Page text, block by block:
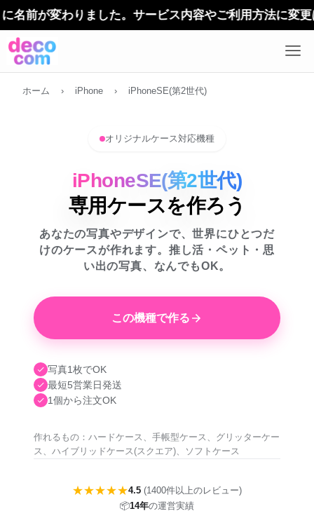
デ
ホーム › iPhone › iPhoneSE(第2世代)
オリジナルケース対応機種
iPhoneSE(第2世代)
専用ケースを作ろう
あなたの写真やデザインで、世界にひとつだ
けのケースが作れます。推し活・ペット・思
い出の写真、なんでもOK。
この機種で作る
写真1枚でOK
最短5営業日発送
1個から注文OK
作れるもの：ハードケース、手帳型ケース、グリッターケー
ス、ハイブリッドケース(スクエア)、ソフトケース
★★★★★4.5 (1400件以上のレビュー)
📦14年の運営実績